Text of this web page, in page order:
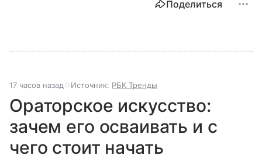
Поделиться
17 часов назад Источник: РБК Тренды
Ораторское искусство:
зачем его осваивать и с
чего стоит начать